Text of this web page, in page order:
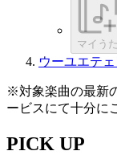
マイうた
ウーユエテ
※対象楽曲の最新
ービスにて十分に
PICK UP